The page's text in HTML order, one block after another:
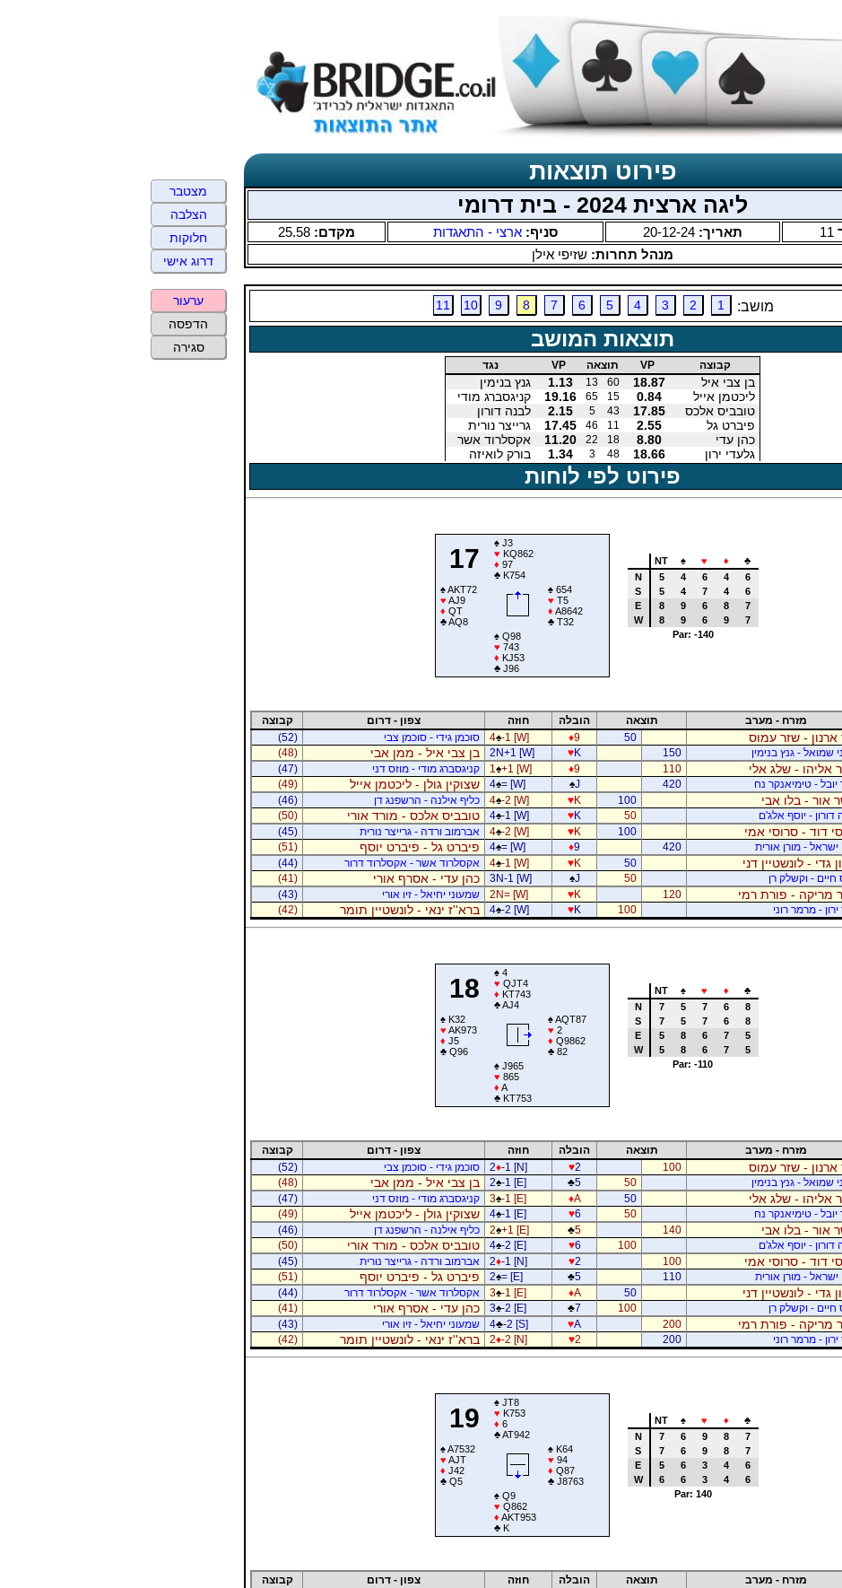
פירוט תוצאות
ליגה ארצית 2024 - בית דרומי
11 תאריך: 20-12-24 סניף: ארצי - התאגדות מקדם: 25.58
מנהל תחרות: שזיפי אילן
מושב: 1
2
3
4
5
6
7
8
9
10
11
תוצאות המושב
קבוצה VP תוצאה VP נגד
בן צבי איל 18.87
60
13
1.13
גנץ בנימין
ליכטמן אייל
0.84
15
65
19.16
קניגסברג מודי
טובביס אלכס
17.85
43
5
2.15
לבנה דורון
פיברט גל
2.55
11
46
17.45
גרייצר נורית
כהן עדי
8.80
18
22
11.20
אקסלרוד אשר
גלעדי ירון
18.66
48
3
1.34 בורק לואיזה
פירוט לפי לוחות
17
♠J3
♥ KQ862
♦ 97
♣K754
♠AKT72
♥ AJ9
♦ QT
♣AQ8
♠654
♥ T5
♦ A8642
♣T32
♠Q98
♥ 743
♦ KJ53
♣J96
NT ♠ ♥ ♦
♣
N
5 4 6 4
6
S
5 4 7 4
6
E
8 9 6 8
7
W
8 9 6 9
7
Par: -140
מזרח - מערב תוצאה הובלה חוזה צפון - דרום
קבוצה
ארנון - שזר עמוס 50
♦9
4♠-1 [W] סוכמן גידי - סוכמן צבי
(52)
שמואל - גנץ בנימין
150
♥K
2N+1 [W] בן צבי איל - ממן אבי
(48)
אליהו - שלג אלי 110
♦9
1 ♠+1 [W] קניגסברג מודי - מוזס דני
(47)
- טימיאנקר נח
420
♠J
4♠= [W] שצוקין גולן - ליכטמן אייל
(49)
אור - בלו אבי 100
♥K
4♠-2 [W] כליף אילנה - הרשפנג דן
(46)
דורון - יוסף אלג'ם
50
♥K
4♠-1 [W] טובביס אלכס - מורד אורי
(50)
דוד - סרוסי אמי 100
♥K
4♠-2 [W] אברמוב ורדה - גרייצר נורית
(45)
ישראל - מורן אורית
420
♦9
4♠= [W] פיברט גל - פיברט יוסף (51)
גדי - לונשטיין דני 50
♥K
4♠-1 [W] אקסלרוד אשר - אקסלרוד דרור
(44)
- וקשלק רן
50
♠J
3N-1 [W] כהן עדי - אסרף אורי
(41)
מריקה - פורת רמי 120
♥K
2N= [W] שמעוני יחיאל - זיו אורי
(43)
ירון - מרמר רוני
100
♥K
4♠-2 [W] ברא''ז ינאי - לונשטיין תומר (42)
18
♠4
♥ QJT4
♦ KT743
♣AJ4
♠K32
♥ AK973
♦ J5
♣Q96
♠AQT87
♥ 2
♦ Q9862
♣82
♠J965
♥ 865
♦ A
♣KT753
NT ♠ ♥ ♦
♣
N
7 5 7 6
8
S
7 5 7 6
8
E
5 8 6 7
5
W
5 8 6 7
5
Par: -110
מזרח - מערב תוצאה הובלה חוזה צפון - דרום
קבוצה
ארנון - שזר עמוס 100
♥2
2♦-1 [N] סוכמן גידי - סוכמן צבי
(52)
שמואל - גנץ בנימין
50
♣5
2♠-1 [E] בן צבי איל - ממן אבי (48)
אליהו - שלג אלי 50
♦A
3♠-1 [E] קניגסברג מודי - מוזס דני
(47)
- טימיאנקר נח
50
♥6
4♠-1 [E] שצוקין גולן - ליכטמן אייל
(49)
אור - בלו אבי 140
♣5
2♠+1 [E] כליף אילנה - הרשפנג דן
(46)
דורון - יוסף אלג'ם
100
♥6
4♠-2 [E] טובביס אלכס - מורד אורי (50)
דוד - סרוסי אמי 100
♥2
2♦-1 [N] אברמוב ורדה - גרייצר נורית
(45)
ישראל - מורן אורית
110
♣5
2♠= [E] פיברט גל - פיברט יוסף
(51)
גדי - לונשטיין דני 50
♦A
3♠-1 [E] אקסלרוד אשר - אקסלרוד דרור
(44)
- וקשלק רן
100
♣7
3♠-2 [E] כהן עדי - אסרף אורי (41)
מריקה - פורת רמי 200
♥A
4♣-2 [S] שמעוני יחיאל - זיו אורי
(43)
ירון - מרמר רוני
200
♥2
2♦-2 [N] ברא''ז ינאי - לונשטיין תומר (42)
19
♠JT8
♥ K753
♦ 6
♣AT942
♠A7532
♥ AJT
♦ J42
♣Q5
♠K64
♥ 94
♦ Q87
♣J8763
♠Q9
♥ Q862
♦ AKT953
♣K
NT ♠ ♥ ♦
♣
N
7 6 9 8
7
S
7 6 9 8
7
E
5 6 3 4
6
W
6 6 3 4
6
Par: 140
מזרח - מערב תוצאה הובלה חוזה צפון - דרום
קבוצה
מצטבר
הצלבה
חלוקות
דרוג אישי
ערעור
הדפסה
סגירה